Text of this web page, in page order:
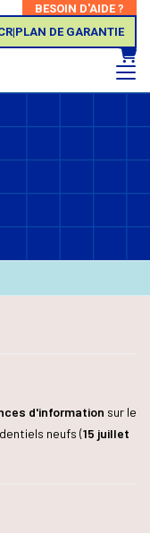
BESOIN D'AIDE ?
DE GARANTIE
d'information sur le
neufs (15 juillet